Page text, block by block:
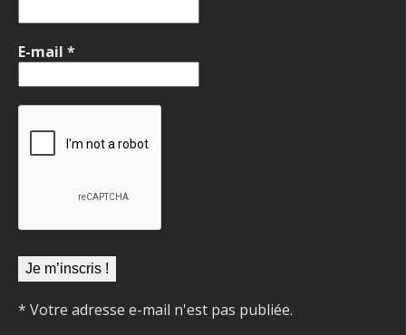
E-mail *
* Votre adresse e-mail n'est pas publiée.